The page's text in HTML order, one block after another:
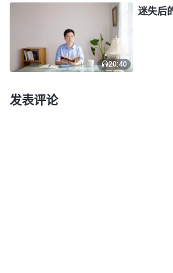
因为在天下人间，没有赐下别的
救’这句话，仅是指在恩典时代
的名才能得救说的。虽然我们接
罪得赦免了，但我们犯罪的撒但
在我们里面根深蒂固，常常支配
20:40
迷失后
发表评论